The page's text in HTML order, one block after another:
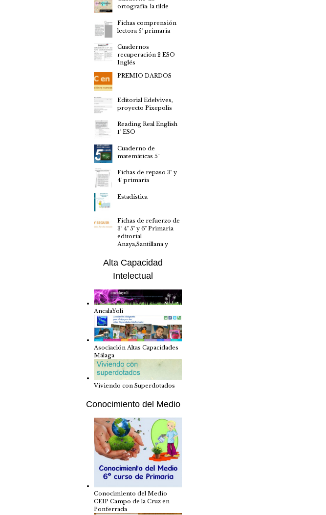
ortografía: la tilde
Fichas comprensión
lectora 5º primaria
Cuadernos
recuperación 2 ESO
Inglés
PREMIO DARDOS
Editorial Edelvives,
proyecto Pixepolis
Reading Real English
1º ESO
Cuaderno de
matemáticas 5º
Fichas de repaso 3º y
4º primaria
Estadística
Fichas de refuerzo de
3º 4º 5º y 6º Primaria
editorial
Anaya,Santillana y
Alta Capacidad
Intelectual
AncalaYoli
Asociación Altas Capacidades
Málaga
Viviendo con Superdotados
Conocimiento del Medio
Conocimiento del Medio
CEIP Campo de la Cruz en
Ponferrada